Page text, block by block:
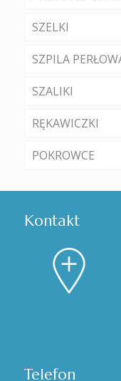
SZELKI
SZPILA
SZALIKI
RĘKAWICZKI
POKROWCE
Kontakt
Telefon